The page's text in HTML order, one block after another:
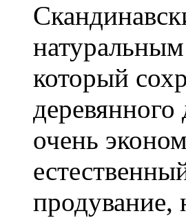
который
очень
продувание,